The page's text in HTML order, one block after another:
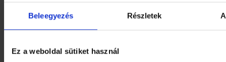
Beleegyezés Részletek
Ez a weboldal sütiket használ